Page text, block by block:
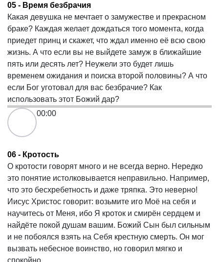
05 - Время безбрачия
Какая девушка не мечтает о замужестве и прекрасном
браке? Каждая желает дождаться того момента, когда
приедет принц и скажет, что ждал именно её всю свою
жизнь. А что если вы не выйдете замуж в ближайшие
пять или десять лет? Неужели это будет лишь
временем ожидания и поиска второй половины? А что
если Бог уготовал для вас безбрачие? Как
использовать этот Божий дар?
00:00
06 - Кротость
О кротости говорят много и не всегда верно. Нередко
это понятие истолковывается неправильно. Например,
что это бесхребетность и даже тряпка. Это неверно!
Иисус Христос говорит: возьмите иго Моё на себя и
научитесь от Меня, ибо Я кроток и смирён сердцем и
найдёте покой душам вашим. Божий Сын был сильным
и не побоялся взять на Себя крестную смерть. Он мог
вызвать небесное воинство, но говорил мягко и